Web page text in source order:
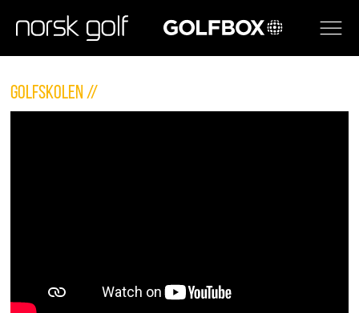
GOLFBOX
Golfskolen //